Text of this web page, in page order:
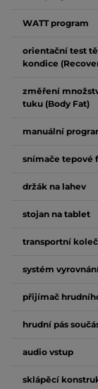
WATT program
orientační test
kondice
změření
tuku (Body Fat)
manuální
snímače tepové
držák na lahev
stojan na tablet
transportní
systém
přijímač
hrudní pás
audio vstup
sklápěcí